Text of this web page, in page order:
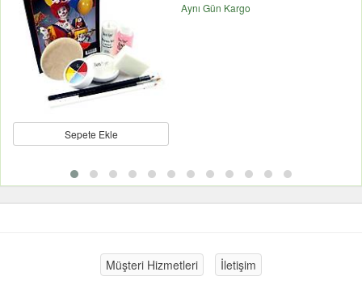
Sepete Ekle
Aynı Gün Kargo
Müşteri Hizmetleri İletişim